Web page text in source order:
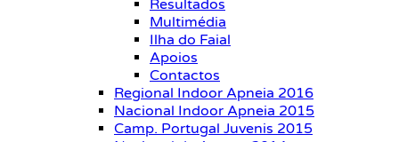
Resultados
Multimédia
Ilha do Faial
Apoios
Contactos
Regional Indoor Apneia 2016
Nacional Indoor Apneia 2015
Camp. Portugal Juvenis 2015